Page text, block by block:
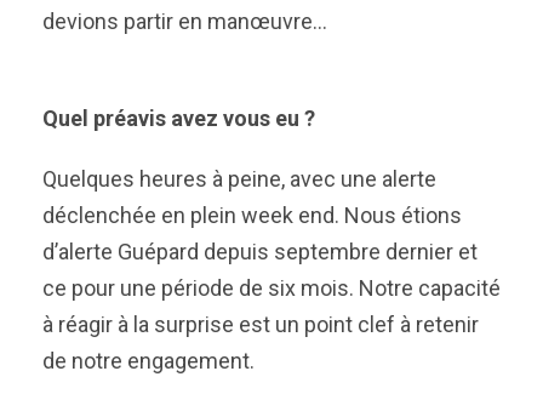
devions partir en manœuvre…
Quel préavis avez vous eu ?
Quelques heures à peine, avec une alerte
déclenchée en plein week end. Nous étions
d’alerte Guépard depuis septembre dernier et
ce pour une période de six mois. Notre capacité
à réagir à la surprise est un point clef à retenir
de notre engagement.